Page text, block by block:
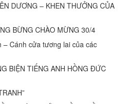
DƯƠNG – KHEN THƯỞNG CỦA
BỪNG CHÀO MỪNG 30/4
– Cánh cửa tương lai của các
BIỆN TIẾNG ANH HỒNG ĐỨC